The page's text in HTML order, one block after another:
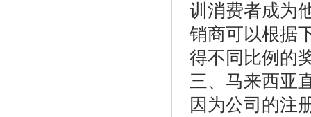
训消费者成为
销商可以根据
得不同比例的
三、马来西亚
因为公司的注